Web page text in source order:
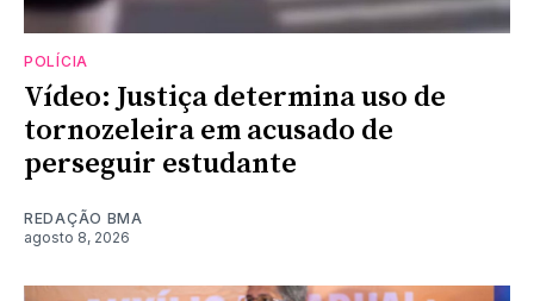
POLÍCIA
Vídeo: Justiça determina uso de
tornozeleira em acusado de
perseguir estudante
REDAÇÃO BMA
agosto 8, 2026